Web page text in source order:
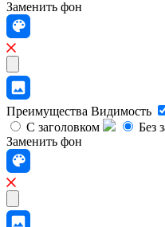
Заменить фон
Преимущества Видимость
С заголовком
Без
Заменить фон